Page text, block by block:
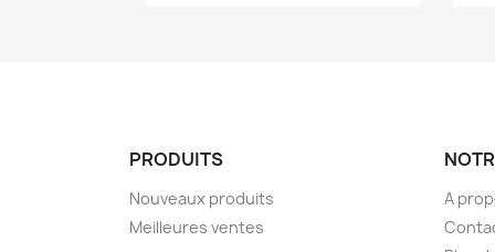
PRODUITS
Nouveaux produits
Meilleures ventes
A